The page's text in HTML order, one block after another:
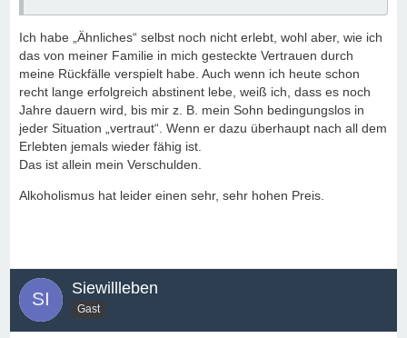
Ich habe „Ähnliches“ selbst noch nicht erlebt, wohl aber, wie ich
das von meiner Familie in mich gesteckte Vertrauen durch
meine Rückfälle verspielt habe. Auch wenn ich heute schon
recht lange erfolgreich abstinent lebe, weiß ich, dass es noch
Jahre dauern wird, bis mir z. B. mein Sohn bedingungslos in
jeder Situation „vertraut“. Wenn er dazu überhaupt nach all dem
Erlebten jemals wieder fähig ist.
Das ist allein mein Verschulden.
Alkoholismus hat leider einen sehr, sehr hohen Preis.
Siewillleben
Gast